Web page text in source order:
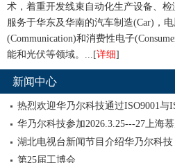
术，着重开发线束自动化生产设备、
服务于华东及华南的汽车制造(Car)，
(Communication)和消费性电子
能和光伏等领域。...[详细]
新闻中心
热烈欢迎华乃尔科技通过ISO9001与
华乃尔科技参加2026.3.25---27上海
湖北电视台新闻节目介绍华乃尔科技
第25届工博会